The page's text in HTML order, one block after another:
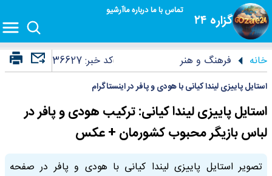
گزاره ۲۴
تماس با مادرباره ماآرشیو
خانه فرهنگ و هنر کد خبر:36627
استایل پاییزی لیندا کیانی با هودی و پافر در اینستاگرام
استایل پاییزی لیندا کیانی: ترکیب هودی و پافر در
لباس بازیگر محبوب کشورمان + عکس
تصویر استایل پاییزی لیندا کیانی با هودی و پافر در صفحه